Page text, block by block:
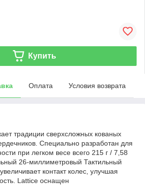
Купить
Оплата Условия возврата
традиции сверхсложных кованых
Специально разработан для
при легком весе всего 215 г / 7,58
26-миллиметровый Тактильный
контакт колес, улучшая
Lattice оснащен